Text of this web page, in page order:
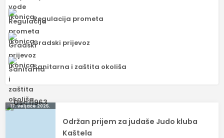
Regulacija prometa
Gradski prijevoz
Sanitarna i zaštita okoliša
Navigacija
17. veljače 2025.
Održan prijem za judaše Judo kluba
Kaštela